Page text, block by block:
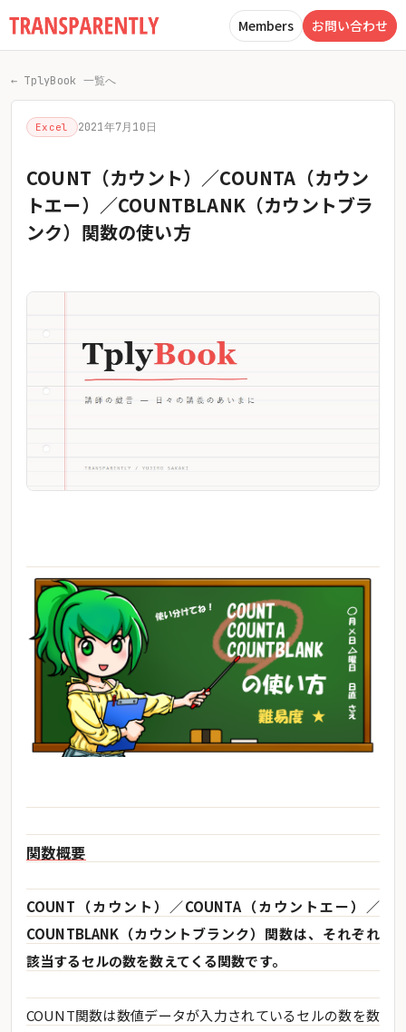
Members お問い合わせ
← TplyBook 一覧へ
Excel 2021年7月10日
COUNT（カウント）／COUNTA（カウン
トエー）／COUNTBLANK（カウントブラ
ンク）関数の使い方
関数概要
COUNT（カウント）／COUNTA（カウントエー）／
COUNTBLANK（カウントブランク）関数は、それぞれ
該当するセルの数を数えてくる関数です。
COUNT関数は数値データが入力されているセルの数を数